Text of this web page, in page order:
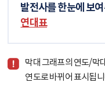
발전사를 한눈에 보
연대표
막대 그래프의 연도/막
연도로 바뀌어 표시됩